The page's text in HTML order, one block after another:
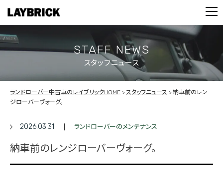
PARTS
CONTACT
PRIVACY POLICY
STAFF NEWS
スタッフニュース
ランドローバー中古車のレイブリックHOME スタッフニュース
納車前のレン
ジローバーヴォーグ。
2026.03.31 ランドローバーのメンテナンス
納車前のレンジローバーヴォーグ。